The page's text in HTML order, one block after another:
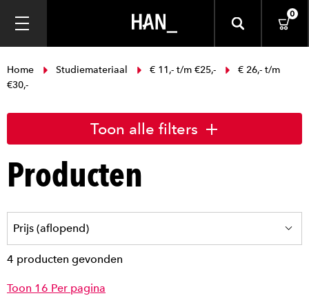
0
Home Studiemateriaal € 11,- t/m €25,-
€ 26,- t/m
€30,-
Toon alle filters
Producten
4 producten gevonden
Toon 16 Per pagina